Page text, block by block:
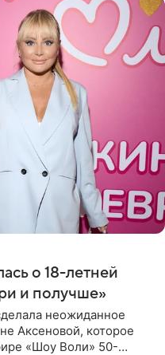
о 18-летней
и получше»
неожиданное
Аксеновой, которое
«Шоу Воли» 50-